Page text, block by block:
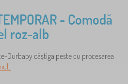
- Comodă
roz-alb
Ourbaby câștiga peste cu procesarea